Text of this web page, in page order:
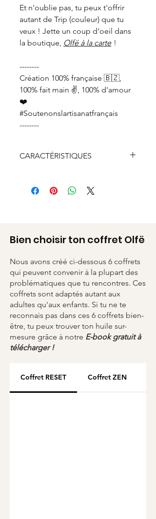
Et n'oublie pas, tu peux t'offrir
autant de Trip (couleur) que tu
veux ! Jette un coup d'oeil dans
la boutique, Olfë à la carte !
--------
Création 100% française 🇧🇿,
100% fait main ✌️, 100% d'amour
❤️
#Soutenonslartisanatfrançais
--------
CARACTÉRISTIQUES
Chaine en argent véritable 925
Garantie sans plomb, sans
nickel, sans cadium
Tour en perles Miyuki du
Japon
Packaging en carton 100 %
recyclé & 100 % recyclable
Chiffonnette : tissu issu de
chutes de récup-recyclage
Huile essentielle Bio de haute
qualité artisanale
Bien choisir ton coffret Olfë
Nous avons créé ci-dessous 6 coffrets
qui peuvent convenir à la plupart des
problématiques que tu rencontres. Ces
coffrets sont adaptés autant aux
adultes qu'aux enfants. Si tu ne te
reconnais pas dans ces 6 coffrets bien-
être, tu peux trouver ton huile sur-
mesure grâce à notre E-book gratuit à
télécharger !
Coffret RESET Coffret ZEN